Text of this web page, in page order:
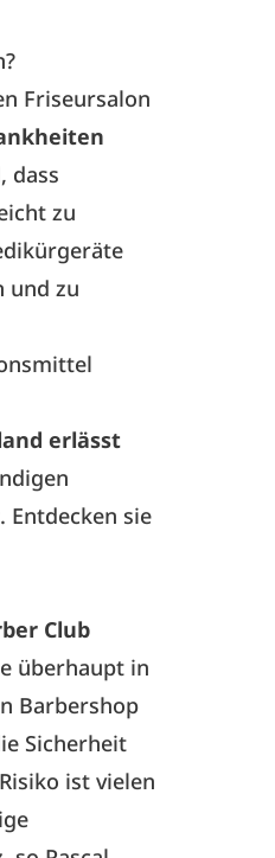
Friseursalon
dass
zu
und zu
erlässt
sie
Club
überhaupt in
Barbershop
Sicherheit
ist vielen